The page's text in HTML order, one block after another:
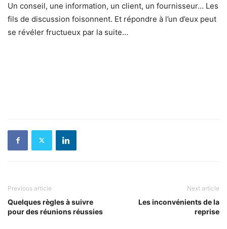
Un conseil, une information, un client, un fournisseur… Les
fils de discussion foisonnent. Et répondre à l’un d’eux peut
se révéler fructueux par la suite…
Previous article
Quelques règles à suivre
pour des réunions réussies
Next article
Les inconvénients de la
reprise